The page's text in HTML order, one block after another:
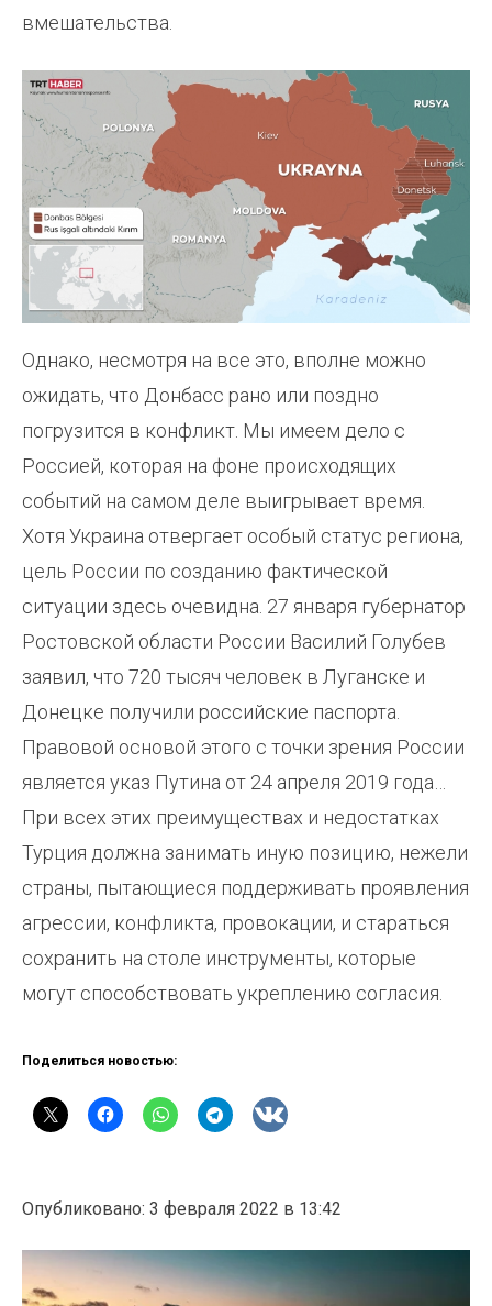
вмешательства.
Однако, несмотря на все это, вполне можно
ожидать, что Донбасс рано или поздно
погрузится в конфликт. Мы имеем дело с
Россией, которая на фоне происходящих
событий на самом деле выигрывает время.
Хотя Украина отвергает особый статус региона,
цель России по созданию фактической
ситуации здесь очевидна. 27 января губернатор
Ростовской области России Василий Голубев
заявил, что 720 тысяч человек в Луганске и
Донецке получили российские паспорта.
Правовой основой этого с точки зрения России
является указ Путина от 24 апреля 2019 года…
При всех этих преимуществах и недостатках
Турция должна занимать иную позицию, нежели
страны, пытающиеся поддерживать проявления
агрессии, конфликта, провокации, и стараться
сохранить на столе инструменты, которые
могут способствовать укреплению согласия.
Поделиться новостью:
Опубликовано: 3 февраля 2022 в 13:42